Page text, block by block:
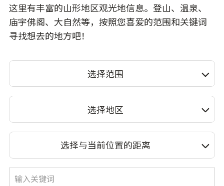
这里有丰富的山形地区观光地信息。登山、温泉、
庙宇佛阁、大自然等，按照您喜爱的范围和关键词
寻找想去的地方吧！
选择范围
选择地区
选择与当前位置的距离